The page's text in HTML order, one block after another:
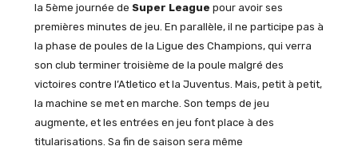
la 5ème journée de Super League pour avoir ses
premières minutes de jeu. En parallèle, il ne participe pas à
la phase de poules de la Ligue des Champions, qui verra
son club terminer troisième de la poule malgré des
victoires contre l’Atletico et la Juventus. Mais, petit à petit,
la machine se met en marche. Son temps de jeu
augmente, et les entrées en jeu font place à des
titularisations. Sa fin de saison sera même